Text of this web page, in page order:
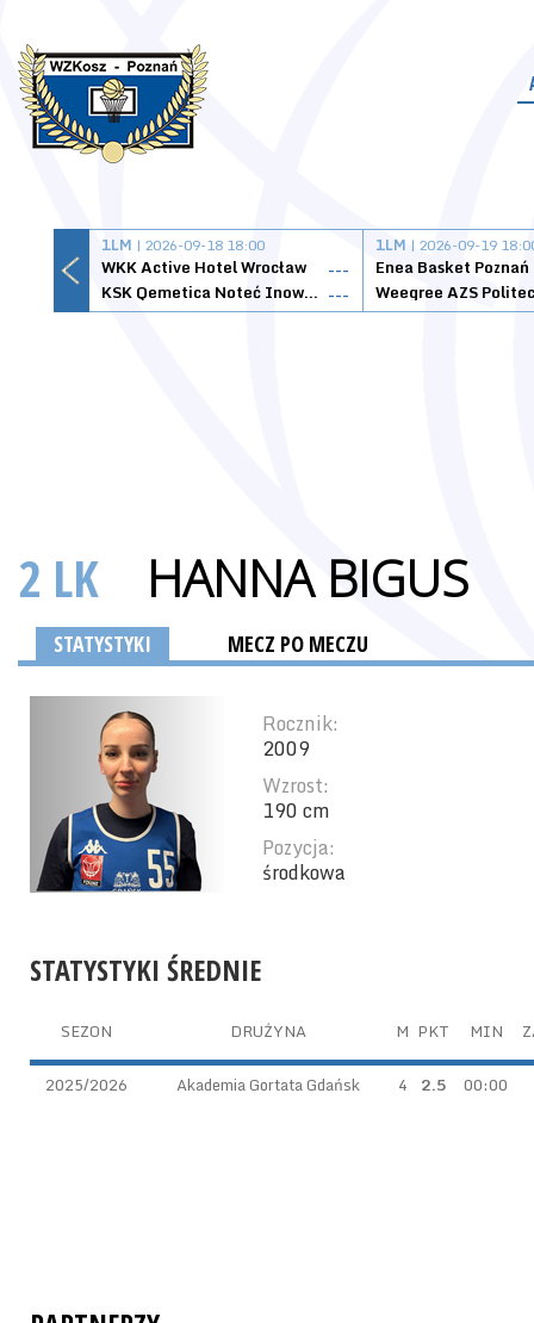
1LM | 2026-09-18 18:00
WKK Active Hotel Wrocław
---
KSK Qemetica Noteć Inowrocław ---
1LM | 2026-09-19
Enea Basket Poznań
2 LK HANNA BIGUS
STATYSTYKI MECZ PO MECZU
Rocznik:
2009
Wzrost:
190 cm
Pozycja:
środkowa
STATYSTYKI ŚREDNIE
SEZON DRUŻYNA M PKT MIN
2025/2026 Akademia Gortata Gdańsk 4 2.5 00:00